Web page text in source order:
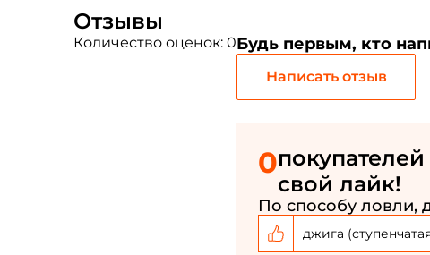
Отзывы
Количество оценок: 0Будь первым, кто
Написать отзыв
0
свой лайк!
По способу ловли,
джига